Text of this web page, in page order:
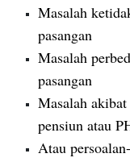
Masalah
pasangan
Masalah
pasangan
Masalah
pensiun atau
Atau